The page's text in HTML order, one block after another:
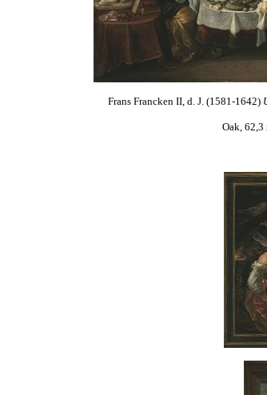
Frans Francken II, d. J. (1581-1642)
Oak,